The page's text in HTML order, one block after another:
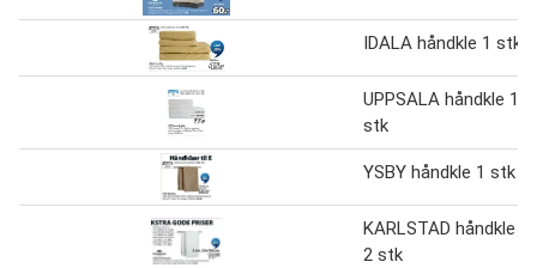
IDALA håndkle 1 stk
UPPSALA håndkle 1
stk
YSBY håndkle 1 stk
KARLSTAD håndkle
2 stk